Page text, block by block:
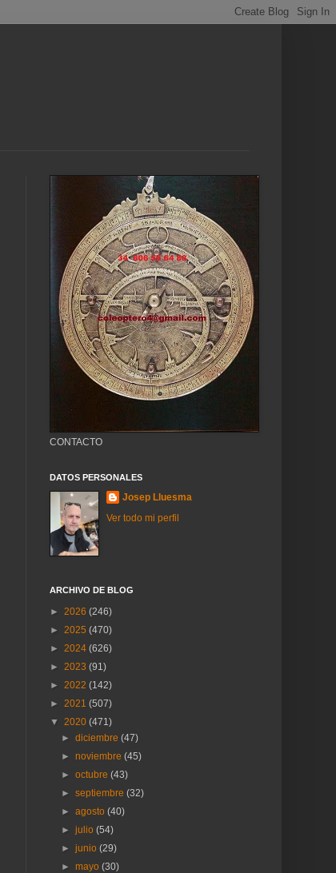
CONTACTO
DATOS PERSONALES
Josep Lluesma
Ver todo mi perfil
ARCHIVO DE BLOG
► 2026 (246)
► 2025 (470)
► 2024 (626)
► 2023 (91)
► 2022 (142)
► 2021 (507)
▼ 2020 (471)
►diciembre(47)
►noviembre(45)
►octubre(43)
►septiembre(32)
►agosto(40)
►julio(54)
►junio(29)
►mayo(30)